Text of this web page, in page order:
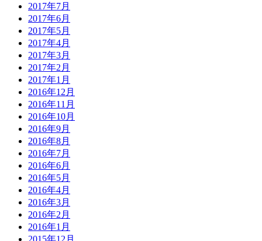
2017年7月
2017年6月
2017年5月
2017年4月
2017年3月
2017年2月
2017年1月
2016年12月
2016年11月
2016年10月
2016年9月
2016年8月
2016年7月
2016年6月
2016年5月
2016年4月
2016年3月
2016年2月
2016年1月